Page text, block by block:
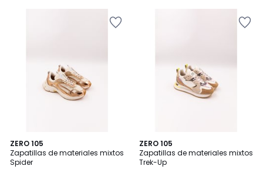
ZERO 105
Zapatillas de materiales mixtos
Spider
ZERO 105
Zapatillas de materiales mixtos
Trek-Up